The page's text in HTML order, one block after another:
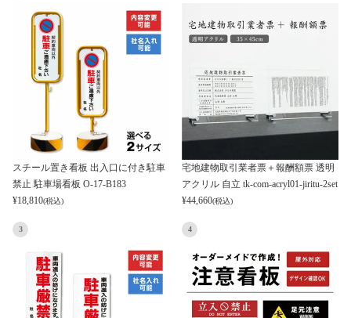
スチール置き看板 出入口に付き駐車
禁止 駐車場看板 O-17-B183
¥18,810(税込)
宅地建物取引業者票＋報酬額票 透明
アクリル 自立 tk-com-acryl01-jiritu-2set
¥44,660(税込)
3 4